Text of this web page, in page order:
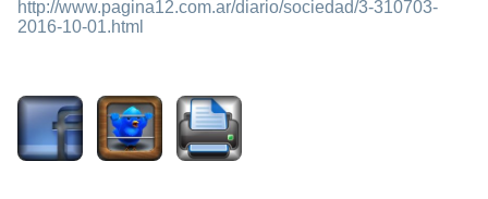
http://www.pagina12.com.ar/diario/sociedad/3-310703-
2016-10-01.html